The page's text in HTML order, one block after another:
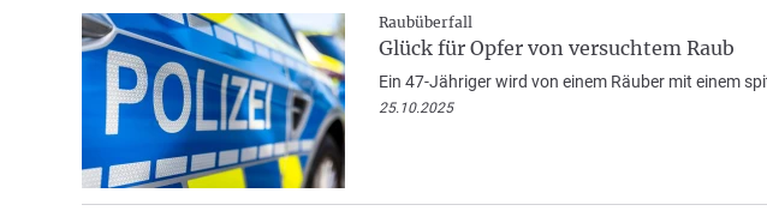
Raubüberfall
Glück für Opfer von versuchtem Raub
Ein 47-Jähriger wird von einem Räuber mit einem
25.10.2025